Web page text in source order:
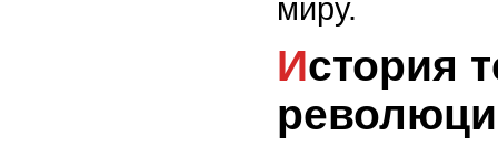
миру.
История театральных